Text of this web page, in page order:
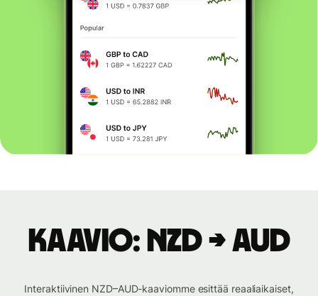
Kaavio: NZD → AUD
Interaktiivinen NZD–AUD-kaaviomme esittää reaaliaikaiset,